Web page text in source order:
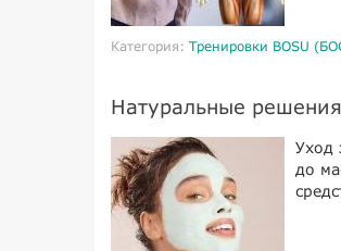
Категория: Тренировки BOSU
Натуральные
Уход
до